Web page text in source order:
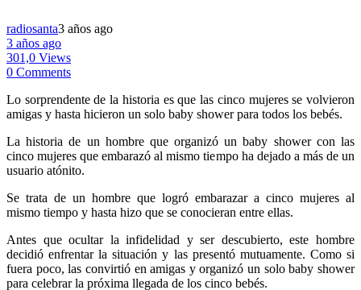
radiosanta3 años ago
3 años ago
301,0 Views
0 Comments
Lo sorprendente de la historia es que las cinco mujeres se volvieron
amigas y hasta hicieron un solo baby shower para todos los bebés.
La historia de un hombre que organizó un baby shower con las
cinco mujeres que embarazó al mismo tiempo ha dejado a más de un
usuario atónito.
Se trata de un hombre que logró embarazar a cinco mujeres al
mismo tiempo y hasta hizo que se conocieran entre ellas.
Antes que ocultar la infidelidad y ser descubierto, este hombre
decidió enfrentar la situación y las presentó mutuamente. Como si
fuera poco, las convirtió en amigas y organizó un solo baby shower
para celebrar la próxima llegada de los cinco bebés.